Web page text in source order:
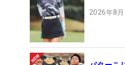
2026年8